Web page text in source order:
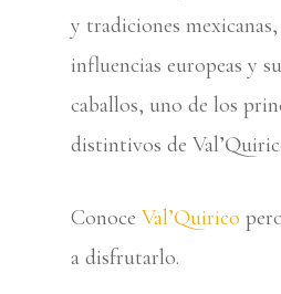
y tradiciones
influencias europeas y
caballos, uno de los
distintivos de
Conoce Val’Quirico
a disfrutarlo.